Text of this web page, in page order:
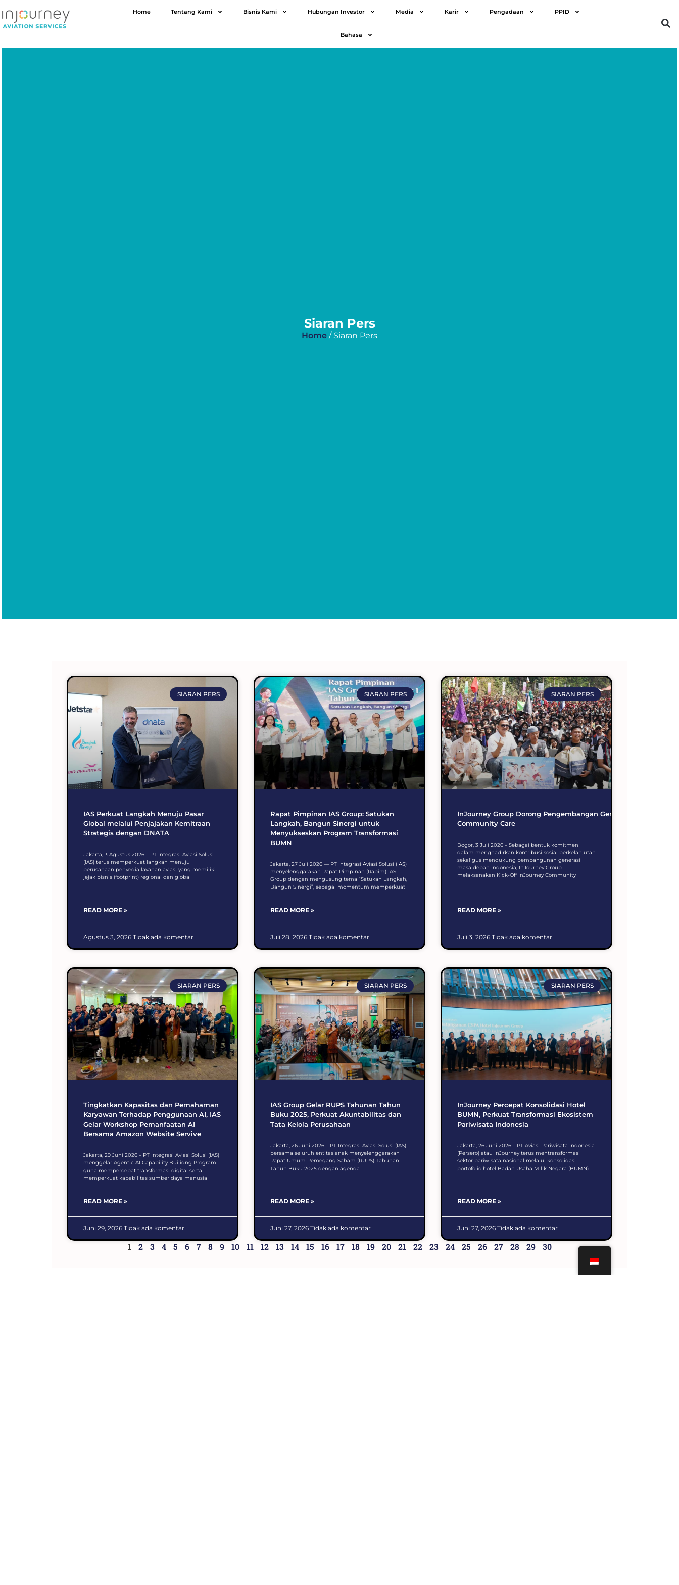
Home Tentang Kami Bisnis Kami Hubungan Investor Media Karir Pengadaan PPID
Bahasa
Siaran Pers
Home / Siaran Pers
SIARAN PERS
IAS Perkuat Langkah Menuju Pasar
Global melalui Penjajakan Kemitraan
Strategis dengan DNATA
Jakarta, 3 Agustus 2026 – PT Integrasi Aviasi Solusi
(IAS) terus memperkuat langkah menuju
perusahaan penyedia layanan aviasi yang memiliki
jejak bisnis (footprint) regional dan global
READ MORE »
Agustus 3, 2026 Tidak ada komentar
SIARAN PERS
Rapat Pimpinan IAS Group: Satukan
Langkah, Bangun Sinergi untuk
Menyukseskan Program Transformasi
BUMN
Jakarta, 27 Juli 2026 — PT Integrasi Aviasi Solusi (IAS)
menyelenggarakan Rapat Pimpinan (Rapim) IAS
Group dengan mengusung tema “Satukan Langkah,
Bangun Sinergi”, sebagai momentum memperkuat
READ MORE »
Juli 28, 2026 Tidak ada komentar
SIARAN PERS
InJourney Group Dorong Pengembangan Generasi Muda
Community Care
Bogor, 3 Juli 2026 – Sebagai bentuk komitmen
dalam menghadirkan kontribusi sosial berkelanjutan
sekaligus mendukung pembangunan generasi
masa depan Indonesia, InJourney Group
melaksanakan Kick-Off InJourney Community
READ MORE »
Juli 3, 2026 Tidak ada komentar
SIARAN PERS
Tingkatkan Kapasitas dan Pemahaman
Karyawan Terhadap Penggunaan AI, IAS
Gelar Workshop Pemanfaatan AI
Bersama Amazon Website Servive
Jakarta, 29 Juni 2026 – PT Integrasi Aviasi Solusi (IAS)
menggelar Agentic AI Capability Builidng Program
guna mempercepat transformasi digital serta
memperkuat kapabilitas sumber daya manusia
READ MORE »
Juni 29, 2026 Tidak ada komentar
SIARAN PERS
IAS Group Gelar RUPS Tahunan Tahun
Buku 2025, Perkuat Akuntabilitas dan
Tata Kelola Perusahaan
Jakarta, 26 Juni 2026 – PT Integrasi Aviasi Solusi (IAS)
bersama seluruh entitas anak menyelenggarakan
Rapat Umum Pemegang Saham (RUPS) Tahunan
Tahun Buku 2025 dengan agenda
READ MORE »
Juni 27, 2026 Tidak ada komentar
SIARAN PERS
InJourney Percepat Konsolidasi Hotel
BUMN, Perkuat Transformasi Ekosistem
Pariwisata Indonesia
Jakarta, 26 Juni 2026 – PT Aviasi Pariwisata Indonesia
(Persero) atau InJourney terus mentransformasi
sektor pariwisata nasional melalui konsolidasi
portofolio hotel Badan Usaha Milik Negara (BUMN)
READ MORE »
Juni 27, 2026 Tidak ada komentar
1 2 3 4 5 6 7 8 9 10 11 12 13 14 15 16 17 18 19 20 21 22 23 24 25 26 27 28 29 30